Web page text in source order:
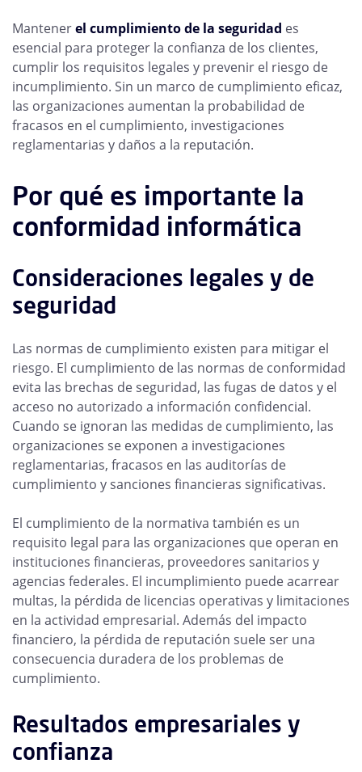
Mantenerel cumplimiento de la seguridad es
esencial para proteger la confianza de los clientes,
cumplir los requisitos legales y prevenir el riesgo de
incumplimiento. Sin un marco de cumplimiento eficaz,
las organizaciones aumentan la probabilidad de
fracasos en el cumplimiento, investigaciones
reglamentarias y daños a la reputación.
Por qué es importante la
conformidad informática
Consideraciones legales y de
seguridad
Las normas de cumplimiento existen para mitigar el
riesgo. El cumplimiento de las normas de conformidad
evita las brechas de seguridad, las fugas de datos y el
acceso no autorizado a información confidencial.
Cuando se ignoran las medidas de cumplimiento, las
organizaciones se exponen a investigaciones
reglamentarias, fracasos en las auditorías de
cumplimiento y sanciones financieras significativas.
El cumplimiento de la normativa también es un
requisito legal para las organizaciones que operan en
instituciones financieras, proveedores sanitarios y
agencias federales. El incumplimiento puede acarrear
multas, la pérdida de licencias operativas y limitaciones
en la actividad empresarial. Además del impacto
financiero, la pérdida de reputación suele ser una
consecuencia duradera de los problemas de
cumplimiento.
Resultados empresariales y
confianza